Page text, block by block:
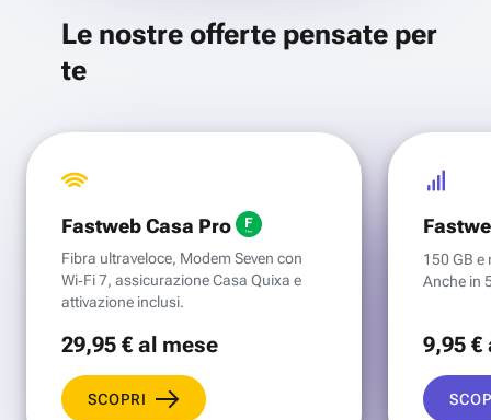
Le nostre offerte pensate per
te
Fastweb Casa Pro
Fibra ultraveloce, Modem Seven con
Wi‑Fi 7, assicurazione Casa Quixa e
attivazione inclusi.
29,95 €al mese
SCOPRI
150 GB e
Anche in
9,95 €